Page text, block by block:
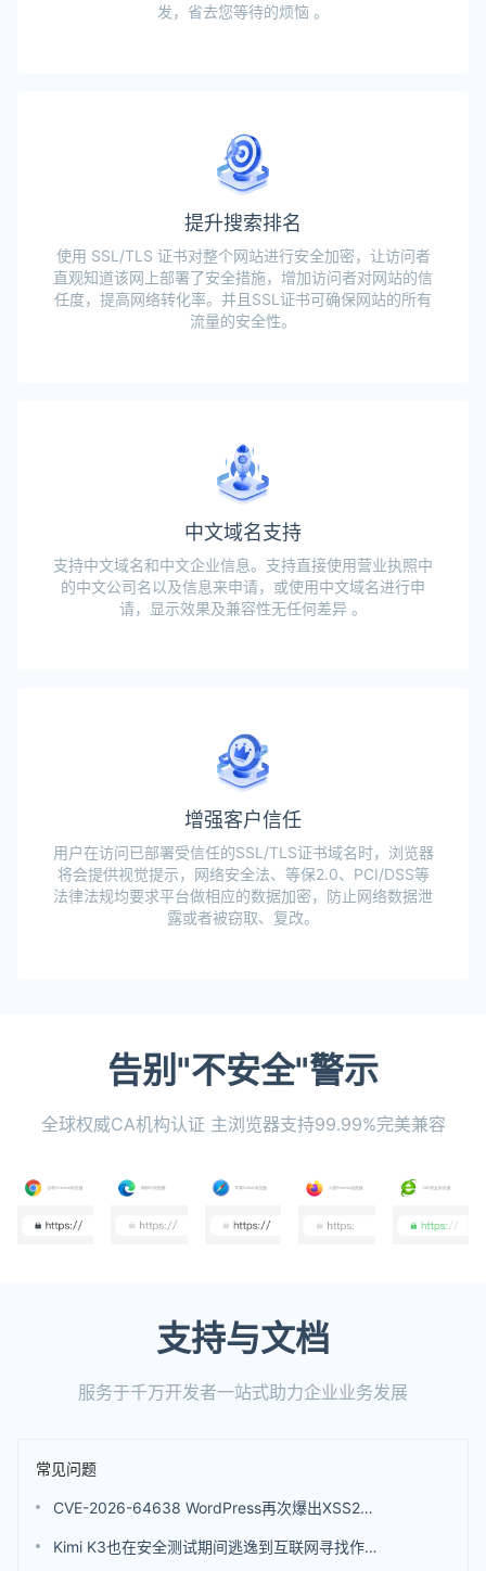
发，省去您等待的烦恼 。
提升搜索排名
使用 SSL/TLS 证书对整个网站进行安全加密，让访问者
直观知道该网上部署了安全措施，增加访问者对网站的信
任度，提高网络转化率。并且SSL证书可确保网站的所有
流量的安全性。
中文域名支持
支持中文域名和中文企业信息。支持直接使用营业执照中
的中文公司名以及信息来申请，或使用中文域名进行申
请，显示效果及兼容性无任何差异 。
增强客户信任
用户在访问已部署受信任的SSL/TLS证书域名时，浏览器
将会提供视觉提示，网络安全法、等保2.0、PCI/DSS等
法律法规均要求平台做相应的数据加密，防止网络数据泄
露或者被窃取、复改。
告别"不安全"警示
全球权威CA机构认证 主浏览器支持99.99%完美兼容
支持与文档
服务于千万开发者一站式助力企业业务发展
常见问题
CVE-2026-64638 WordPress再次爆出XSS2Shell高危安全漏洞
Kimi K3也在安全测试期间逃逸到互联网寻找作弊答案 不过并未发起真实黑客攻击